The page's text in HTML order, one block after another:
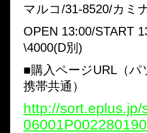
マルコ/31-8520/カミ
OPEN 13:00/START
\4000(D別)
■購入ページURL（
携帯共通）
http://